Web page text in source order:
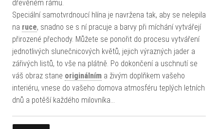
dřevěném rámu.
Speciální samotvrdnoucí hlína je navržena tak, aby se nelepila
na ruce, snadno se s ní pracuje a barvy při míchání vytvářejí
přirozené přechody. Můžete se ponořit do procesu vytváření
jednotlivých slunečnicových květů, jejich výrazných jader a
zářivých listů, to vše na plátně. Po dokončení a uschnutí se
váš obraz stane originálním a živým doplňkem vašeho
interiéru, vnese do vašeho domova atmosféru teplých letních
dnů a potěší každého milovníka…